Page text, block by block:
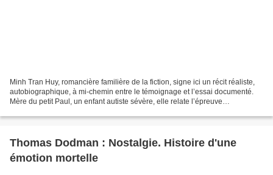
Minh Tran Huy, romancière familière de la fiction, signe ici un récit réaliste,
autobiographique, à mi-chemin entre le témoignage et l’essai documenté.
Mère du petit Paul, un enfant autiste sévère, elle relate l’épreuve
Thomas Dodman : Nostalgie. Histoire d'une
émotion mortelle